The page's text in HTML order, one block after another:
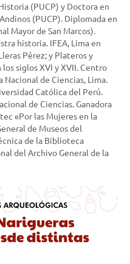
(PUCP) y Doctora en
(PUCP). Diplomada en
Mayor de San Marcos).
historia. IFEA, Lima en
Pérez; y Plateros y
siglos XVI y XVII. Centro
Nacional de Ciencias, Lima.
Católica del Perú.
de Ciencias. Ganadora
«Por las Mujeres en la
de Museos del
de la Biblioteca
del Archivo General de la